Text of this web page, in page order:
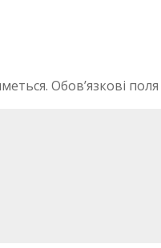
Обов’язкові